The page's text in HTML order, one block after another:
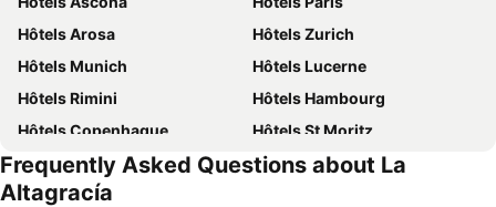
Hôtels Arosa
Hôtels Zurich
Hôtels Munich
Hôtels Lucerne
Hôtels Rimini
Hôtels Hambourg
Hôtels Copenhague
Hôtels St Moritz
Hôtels Palma
Hôtels Thun
Hôtels Berne
Frequently Asked Questions about La
Altagracía